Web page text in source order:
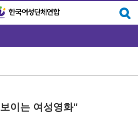
이는 여성영화"